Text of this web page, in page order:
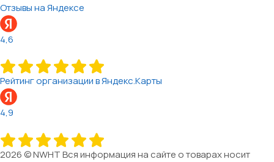
Отзывы на Яндексе
4,6
Рейтинг организации в Яндекс.Карты
4,9
2026 © NWHT Вся информация на сайте о товарах носит